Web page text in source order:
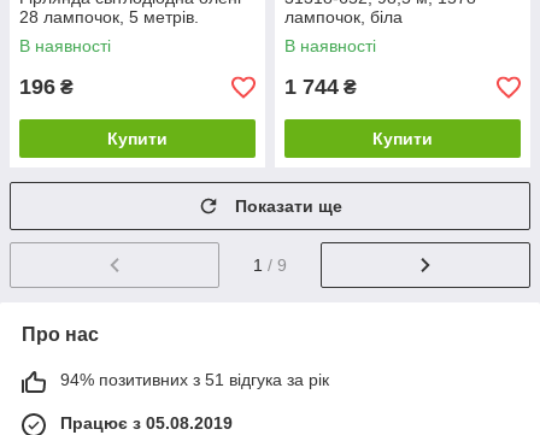
28 лампочок, 5 метрів.
В наявності
196 ₴
Купити
лампочок, біла
В наявності
1 744 ₴
Купити
Показати ще
1 / 9
Про нас
94% позитивних з 51 відгука за рік
Працює з 05.08.2019